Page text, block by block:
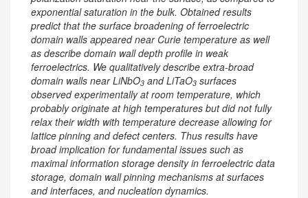
exponential saturation in the bulk. Obtained results
predict that the surface broadening of ferroelectric
domain walls appeared near Curie temperature as well
as describe domain wall depth profile in weak
ferroelectrics. We qualitatively describe extra-broad
domain walls near LiNbO3 andLiTaO3 surfaces
observed experimentally at room temperature, which
probably originate at high temperatures but did not fully
relax their width with temperature decrease allowing for
lattice pinning and defect centers. Thus results have
broad implication for fundamental issues such as
maximal information storage density in ferroelectric data
storage, domain wall pinning mechanisms at surfaces
and interfaces, and nucleation dynamics.